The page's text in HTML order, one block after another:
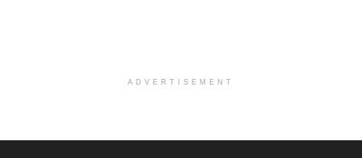
ADVERTISEMENT